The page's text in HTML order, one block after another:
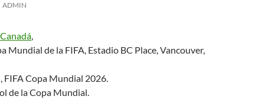
ADMIN
,
Mundial de la FIFA, Estadio BC Place, Vancouver,
FIFA Copa Mundial 2026.
de la Copa Mundial.